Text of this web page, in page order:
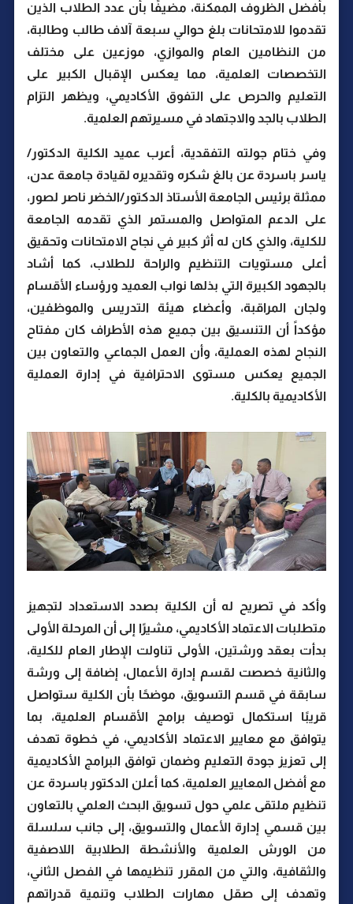
بأفضل الظروف الممكنة، مضيفًا بأن عدد الطلاب الذين
تقدموا للامتحانات بلغ حوالي سبعة آلاف طالب وطالبة،
من النظامين العام والموازي، موزعين على مختلف
التخصصات العلمية، مما يعكس الإقبال الكبير على
التعليم والحرص على التفوق الأكاديمي، ويظهر التزام
الطلاب بالجد والاجتهاد في مسيرتهم العلمية.
وفي ختام جولته التفقدية، أعرب عميد الكلية الدكتور/
ياسر باسردة عن بالغ شكره وتقديره لقيادة جامعة عدن،
ممثلة برئيس الجامعة الأستاذ الدكتور/الخضر ناصر لصور،
على الدعم المتواصل والمستمر الذي تقدمه الجامعة
للكلية، والذي كان له أثر كبير في نجاح الامتحانات وتحقيق
أعلى مستويات التنظيم والراحة للطلاب، كما أشاد
بالجهود الكبيرة التي بذلها نواب العميد ورؤساء الأقسام
ولجان المراقبة، وأعضاء هيئة التدريس والموظفين،
مؤكداً أن التنسيق بين جميع هذه الأطراف كان مفتاح
النجاح لهذه العملية، وأن العمل الجماعي والتعاون بين
الجميع يعكس مستوى الاحترافية في إدارة العملية
الأكاديمية بالكلية.
وأكد في تصريح له أن الكلية بصدد الاستعداد لتجهيز
متطلبات الاعتماد الأكاديمي، مشيرًا إلى أن المرحلة الأولى
بدأت بعقد ورشتين، الأولى تناولت الإطار العام للكلية،
والثانية خصصت لقسم إدارة الأعمال، إضافة إلى ورشة
سابقة في قسم التسويق، موضحًا بأن الكلية ستواصل
قريبًا استكمال توصيف برامج الأقسام العلمية، بما
يتوافق مع معايير الاعتماد الأكاديمي، في خطوة تهدف
إلى تعزيز جودة التعليم وضمان توافق البرامج الأكاديمية
مع أفضل المعايير العلمية، كما أعلن الدكتور باسردة عن
تنظيم ملتقى علمي حول تسويق البحث العلمي بالتعاون
بين قسمي إدارة الأعمال والتسويق، إلى جانب سلسلة
من الورش العلمية والأنشطة الطلابية اللاصفية
والثقافية، والتي من المقرر تنظيمها في الفصل الثاني،
وتهدف إلى صقل مهارات الطلاب وتنمية قدراتهم